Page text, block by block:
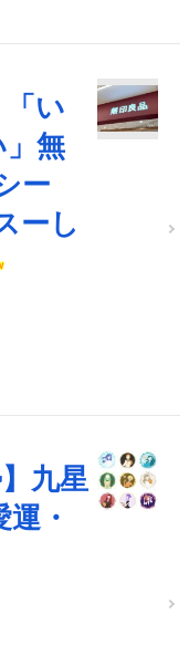
「い
無
ー
ーし
】九星
・